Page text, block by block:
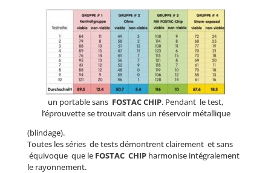
un portable sans FOSTAC CHIP. Pendant le test,
l’éprouvette se trouvait dans un réservoir métallique
(blindage).
Toutes les séries de tests démontrent clairement et sans
équivoque que le FOSTAC CHIP harmonise intégralement
le rayonnement.